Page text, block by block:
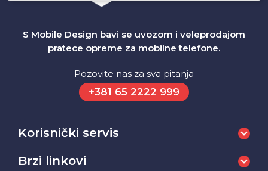
S Mobile Design bavi se uvozom i veleprodajom
pratece opreme za mobilne telefone.
Pozovite nas za sva pitanja
+381 65 2222 999
Korisnički servis
Brzi linkovi